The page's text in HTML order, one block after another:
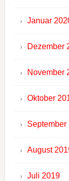
Januar
Dezember
November
Oktober
September
August
Juli 2019